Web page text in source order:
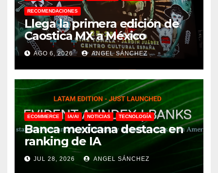
RECOMENDACIONES
Llega la primera edición de
Caostica MX a México
AGO 6, 2026 ANGEL SÁNCHEZ
ECOMMERCE IA/AI NOTICIAS TECNOLOGÍA
Banca mexicana destaca en
ranking de IA
JUL 28, 2026 ANGEL SÁNCHEZ